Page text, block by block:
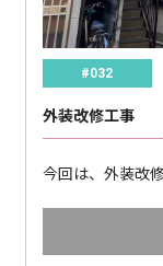
#032
外装改修工事
今回は、外装改